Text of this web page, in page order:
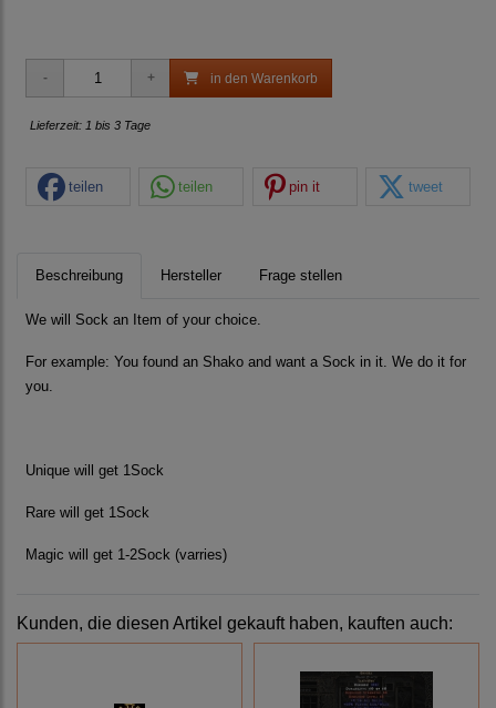
in den Warenkorb
Lieferzeit: 1 bis 3 Tage
teilen teilen pin it tweet
Beschreibung Hersteller Frage stellen
We will Sock an Item of your choice.
For example: You found an Shako and want a Sock in it. We do it for
you.
Unique will get 1Sock
Rare will get 1Sock
Magic will get 1-2Sock (varries)
Kunden, die diesen Artikel gekauft haben, kauften auch: